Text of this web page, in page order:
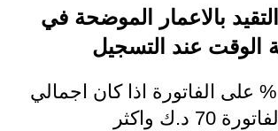
بالاعمار الموضحة في
الوقت عند التسجيل
– خصم 10 % على الفاتورة اذا كان اجمالي
الفاتورة 70 د.ك واكثر